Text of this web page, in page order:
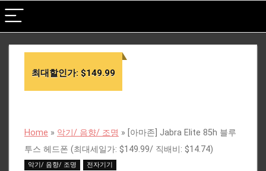
최대할인가: $149.99
Home » 악기/ 음향/ 조명 » [아마존] Jabra Elite 85h 블루
투스 헤드폰 (최대세일가: $149.99/ 직배비: $14.74)
악기/ 음향/ 조명 전자기기